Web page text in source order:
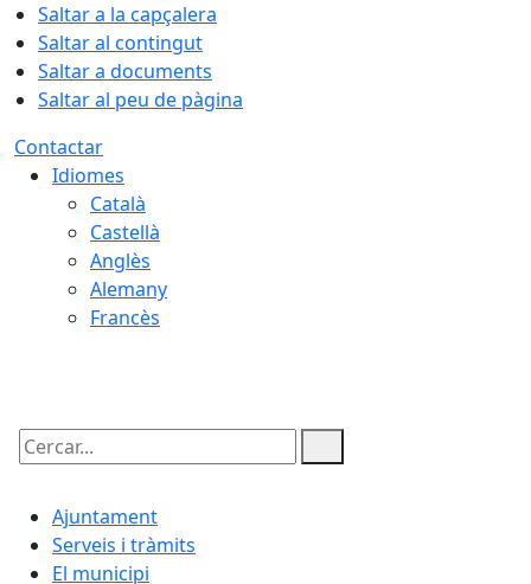
Saltar a la capçalera
Saltar al contingut
Saltar a documents
Saltar al peu de pàgina
Contactar
Idiomes
Català
Castellà
Anglès
Alemany
Francès
Cercar:
Ajuntament
Serveis i tràmits
El municipi